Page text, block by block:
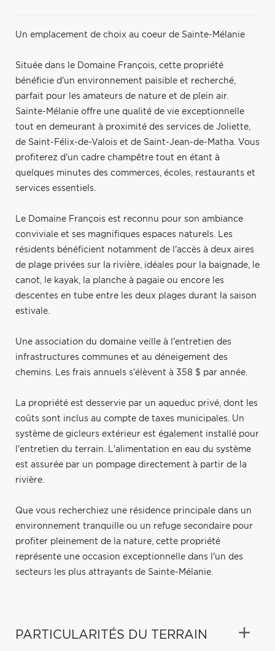
Un emplacement de choix au coeur de Sainte-Mélanie
Située dans le Domaine François, cette propriété
bénéficie d'un environnement paisible et recherché,
parfait pour les amateurs de nature et de plein air.
Sainte-Mélanie offre une qualité de vie exceptionnelle
tout en demeurant à proximité des services de Joliette,
de Saint-Félix-de-Valois et de Saint-Jean-de-Matha. Vous
profiterez d'un cadre champêtre tout en étant à
quelques minutes des commerces, écoles, restaurants et
services essentiels.
Le Domaine François est reconnu pour son ambiance
conviviale et ses magnifiques espaces naturels. Les
résidents bénéficient notamment de l'accès à deux aires
de plage privées sur la rivière, idéales pour la baignade, le
canot, le kayak, la planche à pagaie ou encore les
descentes en tube entre les deux plages durant la saison
estivale.
Une association du domaine veille à l'entretien des
infrastructures communes et au déneigement des
chemins. Les frais annuels s'élèvent à 358 $ par année.
La propriété est desservie par un aqueduc privé, dont les
coûts sont inclus au compte de taxes municipales. Un
système de gicleurs extérieur est également installé pour
l'entretien du terrain. L'alimentation en eau du système
est assurée par un pompage directement à partir de la
rivière.
Que vous recherchiez une résidence principale dans un
environnement tranquille ou un refuge secondaire pour
profiter pleinement de la nature, cette propriété
représente une occasion exceptionnelle dans l'un des
secteurs les plus attrayants de Sainte-Mélanie.
PARTICULARITÉS DU TERRAIN